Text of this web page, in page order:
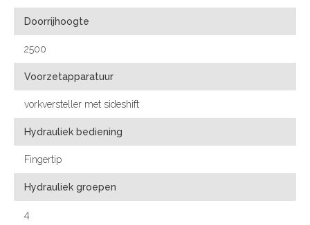
Doorrijhoogte
2500
Voorzetapparatuur
vorkversteller met sideshift
Hydrauliek bediening
Fingertip
Hydrauliek groepen
4